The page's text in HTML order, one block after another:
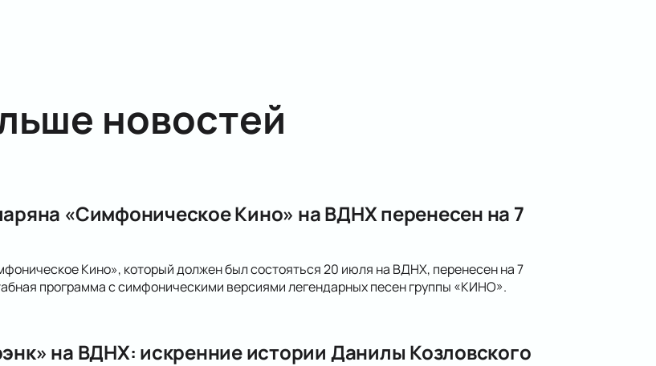
новостей
«Симфоническое Кино» на ВДНХ перенесен на 7
Кино», который должен был состояться 20 июля на ВДНХ, перенесен на 7
программа с симфоническими версиями легендарных песен группы «КИНО».
на ВДНХ: искренние истории Данилы Козловского